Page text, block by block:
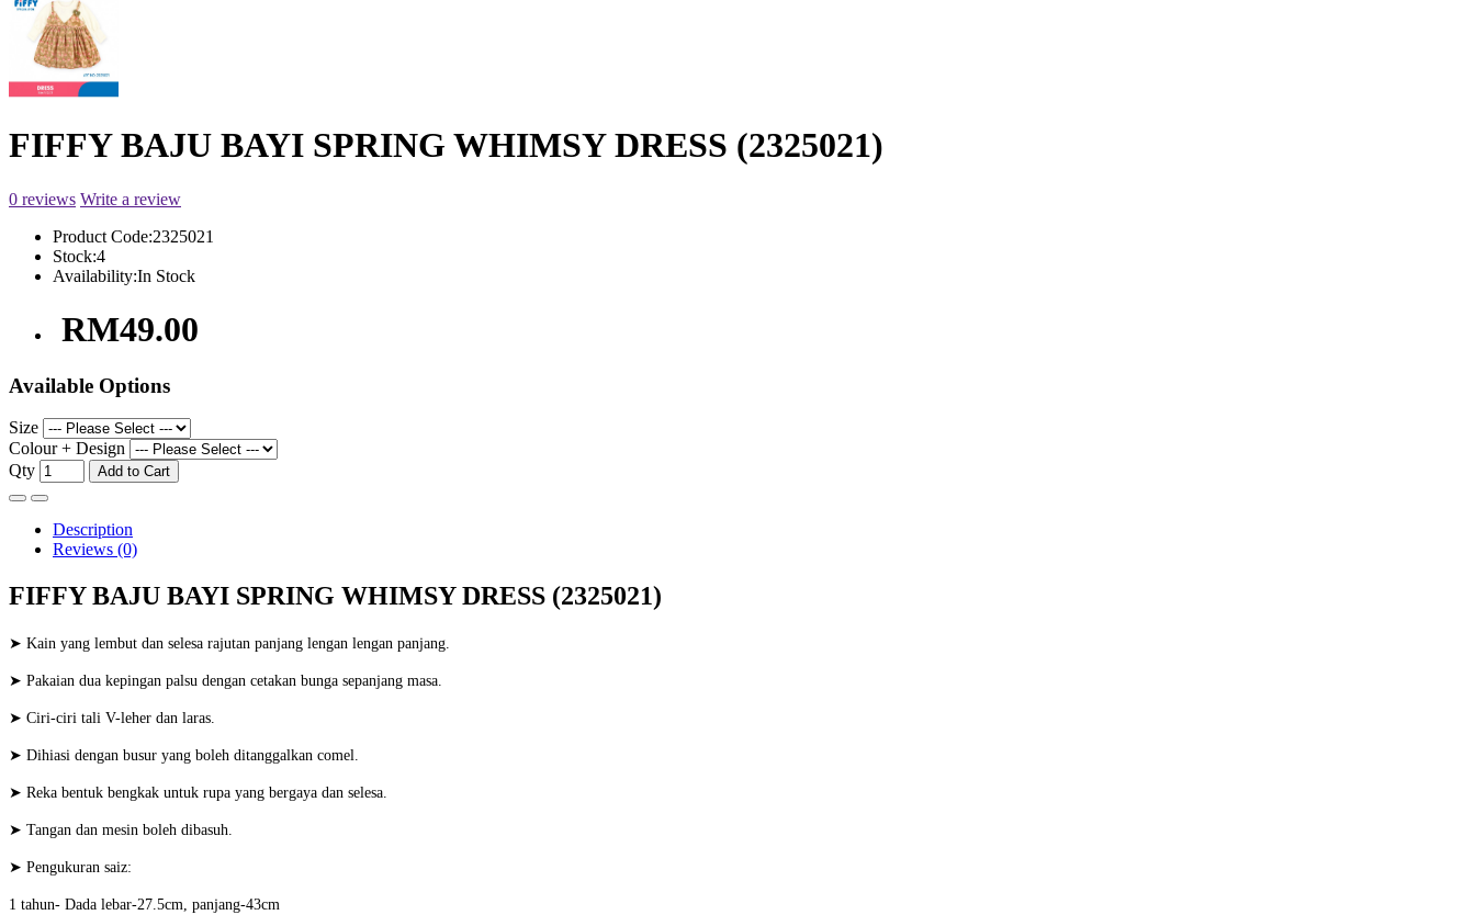
FIFFY BAJU BAYI SPRING WHIMSY DRESS (2325021)
0 reviews Write a review
Product Code:2325021
Stock:4
Availability:In Stock
RM49.00
Available Options
Size
Colour + Design
Qty
Add to Cart
Description
Reviews (0)
FIFFY BAJU BAYI SPRING WHIMSY DRESS (2325021)
➤ Kain yang lembut dan selesa rajutan panjang lengan lengan panjang.
➤ Pakaian dua kepingan palsu dengan cetakan bunga sepanjang masa.
➤ Ciri-ciri tali V-leher dan laras.
➤ Dihiasi dengan busur yang boleh ditanggalkan comel.
➤ Reka bentuk bengkak untuk rupa yang bergaya dan selesa.
➤ Tangan dan mesin boleh dibasuh.
➤ Pengukuran saiz:
1 tahun- Dada lebar-27.5cm, panjang-43cm